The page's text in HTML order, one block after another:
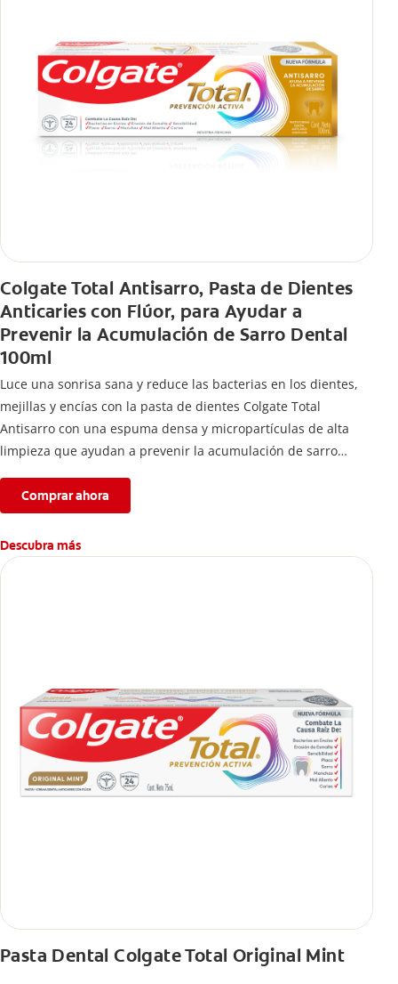
Colgate Total Antisarro, Pasta de Dientes
Anticaries con Flúor, para Ayudar a
Prevenir la Acumulación de Sarro Dental
100ml
Luce una sonrisa sana y reduce las bacterias en los dientes,
mejillas y encías con la pasta de dientes Colgate Total
Antisarro con una espuma densa y micropartículas de alta
limpieza que ayudan a prevenir la acumulación de sarro
Comprar ahora
Descubra más
Pasta Dental Colgate Total Original Mint